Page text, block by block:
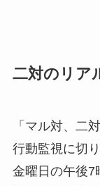
二対のリア
「マル対、二
行動監視に切
金曜日の午後7